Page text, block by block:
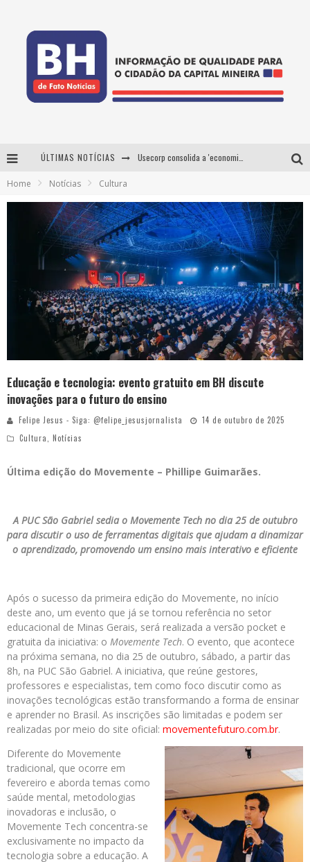
ÚLTIMAS NOTÍCIAS
De BH para o mundo: conheça a stylist mineira por trás de turnês e campanhas globais
Projeta Cultura abre inscrições gratuitas em Conselheiro Lafaiete para oficinas de elaboração de projetos culturais e inteligência artificial
Home Notícias Cultura
Educação e tecnologia: evento gratuito em BH discute
inovações para o futuro do ensino
Felipe Jesus - Siga: @felipe_jesusjornalista
14 de outubro de 2025
Cultura, Notícias
Última edição do Movemente – Phillipe Guimarães.
A PUC São Gabriel sedia o Movemente Tech no dia 25 de outubro
para discutir o uso de ferramentas digitais que ajudam a dinamizar
o aprendizado, promovendo um ensino mais interativo e eficiente
Após o sucesso da primeira edição do Movemente, no início
deste ano, um evento que já se tornou referência no setor
educacional de Minas Gerais, será realizada a versão pocket e
gratuita da iniciativa: o Movemente Tech. O evento, que acontece
na próxima semana, no dia 25 de outubro, sábado, a partir das
8h, na PUC São Gabriel. A iniciativa, que reúne gestores,
professores e especialistas, tem como foco discutir como as
inovações tecnológicas estão transformando a forma de ensinar
e aprender no Brasil. As inscrições são limitadas e podem ser
realizadas por meio do site oficial: movementefuturo.com.br.
Diferente do Movemente
tradicional, que ocorre em
fevereiro e aborda temas como
saúde mental, metodologias
inovadoras e inclusão, o
Movemente Tech concentra-se
exclusivamente no impacto da
tecnologia sobre a educação. A